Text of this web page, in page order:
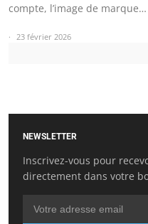
compte, l’image de marque…
23 février 2026
NEWSLETTER
Inscrivez-vous pour
directement dans votre